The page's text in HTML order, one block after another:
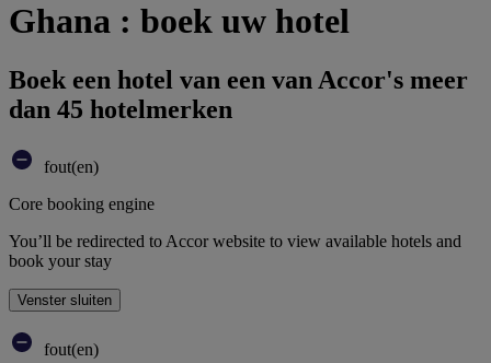
Ghana : boek uw hotel
Boek een hotel van een van Accor's meer
dan 45 hotelmerken
fout(en)
Core booking engine
You’ll be redirected to Accor website to view available hotels and
book your stay
Venster sluiten
fout(en)